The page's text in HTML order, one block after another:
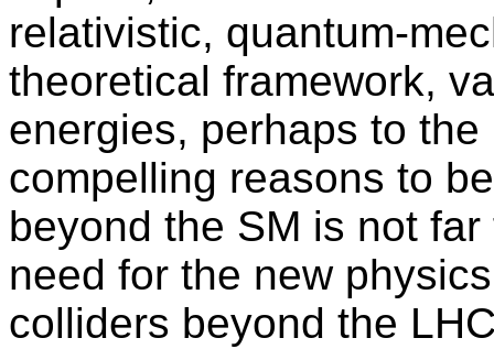
relativistic, quantum-
theoretical framework,
energies, perhaps to
compelling reasons to
beyond the SM is not
need for the new
colliders beyond the